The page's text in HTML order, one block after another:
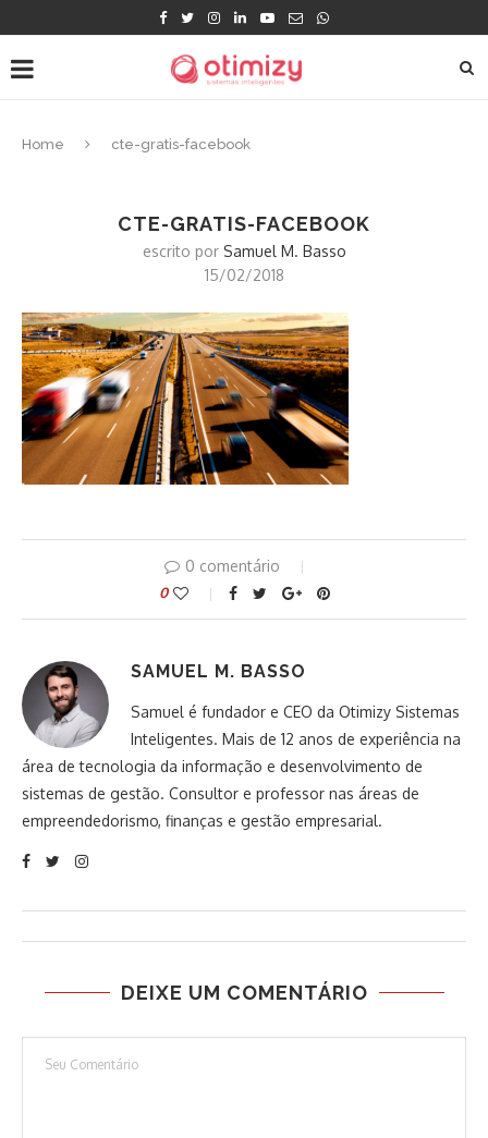
Home cte-gratis-facebook
CTE-GRATIS-FACEBOOK
escrito por Samuel M. Basso
15/02/2018
0 comentário
0
SAMUEL M. BASSO
Samuel é fundador e CEO da Otimizy Sistemas
Inteligentes. Mais de 12 anos de experiência na
área de tecnologia da informação e desenvolvimento de
sistemas de gestão. Consultor e professor nas áreas de
empreendedorismo, finanças e gestão empresarial.
DEIXE UM COMENTÁRIO